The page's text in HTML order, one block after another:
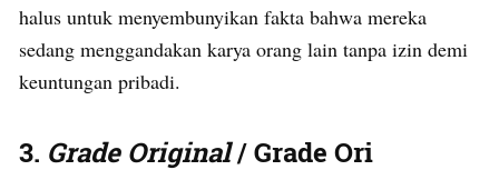
halus untuk menyembunyikan fakta bahwa mereka
sedang menggandakan karya orang lain tanpa izin demi
keuntungan pribadi.
3. Grade Original/ Grade Ori